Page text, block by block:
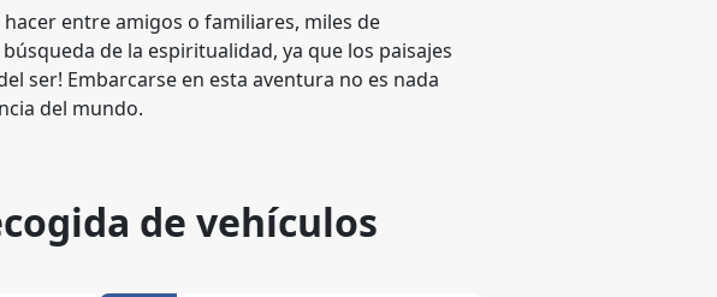
entre amigos o familiares, miles de
de la espiritualidad, ya que los paisajes
ser! Embarcarse en esta aventura no es nada
del mundo.
de vehículos